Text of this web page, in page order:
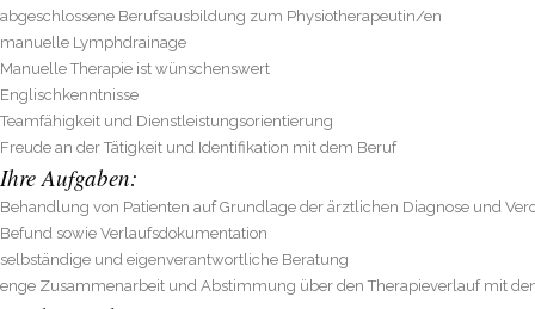
abgeschlossene Berufsausbildung zum Physiotherapeutin/en
manuelle Lymphdrainage
Manuelle Therapie ist wünschenswert
Englischkenntnisse
Teamfähigkeit und Dienstleistungsorientierung
Freude an der Tätigkeit und Identifikation mit dem Beruf
Ihre Aufgaben:
Behandlung von Patienten auf Grundlage der ärztlichen Diagnose und
Befund sowie Verlaufsdokumentation
selbständige und eigenverantwortliche Beratung
enge Zusammenarbeit und Abstimmung über den Therapieverlauf mit